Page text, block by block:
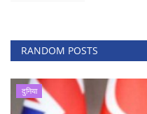
RANDOM POSTS
दुनिया